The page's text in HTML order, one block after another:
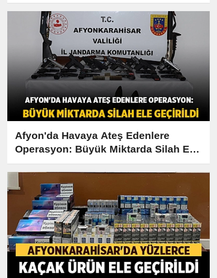
Afyon'da Havaya Ateş Edenlere
Operasyon: Büyük Miktarda Silah Ele
Geçirildi